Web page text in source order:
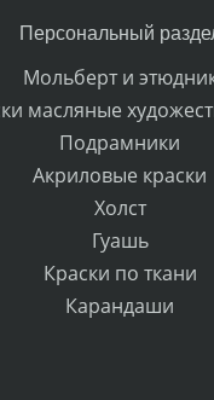
Персональный
Мольберт и
масляные
Подрамники
Акриловые краски
Холст
Гуашь
Краски по ткани
Карандаши